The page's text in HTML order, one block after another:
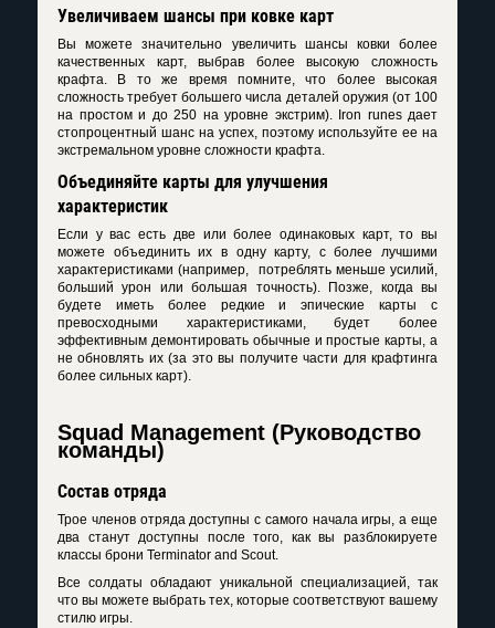
Увеличиваем шансы при ковке карт
Вы можете значительно увеличить шансы ковки более
качественных карт, выбрав более высокую сложность
крафта. В то же время помните, что более высокая
сложность требует большего числа деталей оружия (от 100
на простом и до 250 на уровне экстрим). Iron runes дает
стопроцентный шанс на успех, поэтому используйте ее на
экстремальном уровне сложности крафта.
Объединяйте карты для улучшения
характеристик
Если у вас есть две или более одинаковых карт, то вы
можете объединить их в одну карту, с более лучшими
характеристиками (например, потреблять меньше усилий,
больший урон или большая точность). Позже, когда вы
будете иметь более редкие и эпические карты с
превосходными характеристиками, будет более
эффективным демонтировать обычные и простые карты, а
не обновлять их (за это вы получите части для крафтинга
более сильных карт).
Squad Management (Руководство
команды)
Состав отряда
Трое членов отряда доступны с самого начала игры, а еще
два станут доступны после того, как вы разблокируете
классы брони Terminator and Scout.
Все солдаты обладают уникальной специализацией, так
что вы можете выбрать тех, которые соответствуют вашему
стилю игры.